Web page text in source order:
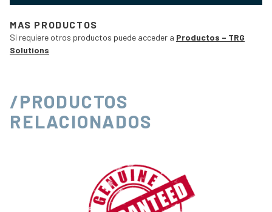
MAS PRODUCTOS
Si requiere otros productos puede acceder a Productos – TRG
Solutions
/PRODUCTOS
RELACIONADOS